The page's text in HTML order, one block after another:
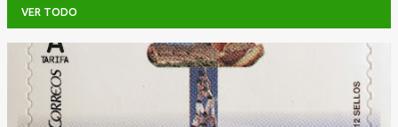
VER TODO